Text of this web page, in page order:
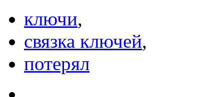
ключи,
связка ключей,
потерял